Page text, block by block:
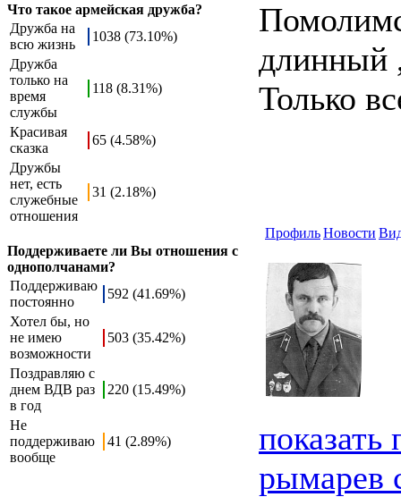
Что такое армейская дружба?
Дружба на
всю жизнь
1038 (73.10%)
Дружба
только на
время
службы
118 (8.31%)
Красивая
сказка
65 (4.58%)
Дружбы
нет, есть
служебные
отношения
31 (2.18%)
Поддерживаете ли Вы отношения с
однополчанами?
Поддерживаю
постоянно
592 (41.69%)
Хотел бы, но
не имею
возможности
503 (35.42%)
Поздравляю с
днем ВДВ раз
в год
220 (15.49%)
Не
поддерживаю
вообще
41 (2.89%)
длинный
Только
ПрофильНовости
рымарев